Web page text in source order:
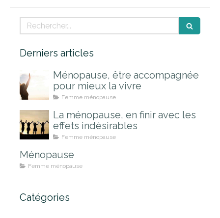
Rechercher
Derniers articles
Ménopause, être accompagnée
pour mieux la vivre
Femme ménopause
La ménopause, en finir avec les
effets indésirables
Femme ménopause
Ménopause
Femme ménopause
Catégories